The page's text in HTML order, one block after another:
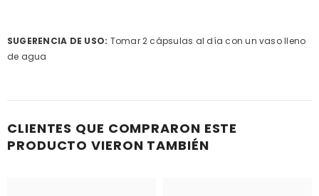
SUGERENCIA DE USO: Tomar 2 cápsulas al día con un vaso lleno
de agua
CLIENTES QUE COMPRARON ESTE
PRODUCTO VIERON TAMBIÉN